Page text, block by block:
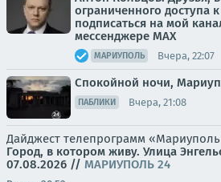
ограниченного доступа
подписаться на мой
мессенджере МАХ
МАРИУПОЛЬ Вчера, 22:07
Спокойной ночи,
ПАБЛИКИ Вчера, 21:08
Дайджест телепрограмм «Мариуполь
Город, в котором живу. Улица
07.08.2026 // МАРИУПОЛЬ 24